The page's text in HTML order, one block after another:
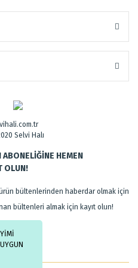
Selvi Halı
HEMEN
OLUN!
bültenlerinden haberdar olmak için
bültenleri almak için kayıt olun!